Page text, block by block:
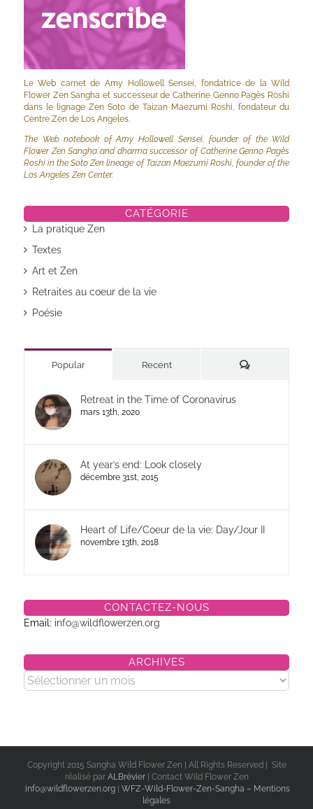
Le Web carnet de Amy Hollowell Sensei, fondatrice de la Wild
Flower Zen Sangha et successeur de Catherine Genno Pagès Roshi
dans le lignage Zen Soto de Taizan Maezumi Roshi, fondateur du
Centre Zen de Los Angeles.
The Web notebook of Amy Hollowell Sensei, founder of the Wild
Flower Zen Sangha and dharma successor of Catherine Genno Pagès
Roshi in the Soto Zen lineage of Taizan Maezumi Roshi, founder of the
Los Angeles Zen Center.
CATÉGORIE
La pratique Zen
Textes
Art et Zen
Retraites au coeur de la vie
Poésie
Popular Recent Commentaires
Retreat in the Time of Coronavirus
mars 13th, 2020
At year’s end: Look closely
décembre 31st, 2015
Heart of Life/Coeur de la vie: Day/Jour II
novembre 13th, 2018
CONTACTEZ-NOUS
Email: info@wildflowerzen.org
ARCHIVES
Archives
Copyright 2015 Sangha Wild Flower Zen | All Rights Reserved | Site
réalisé par ALBrévier
| Contact Wild Flower Zen
:info@wildflowerzen.org| WFZ-Wild-Flower-Zen-Sangha – Mentions
légales